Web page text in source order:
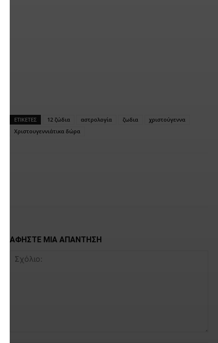
ΕΤΙΚΕΤΕΣ 12 ζώδια αστρολογία ζωδια
χριστούγεννα
Χριστουγεννιάτικα δώρα
ΑΦΗΣΤΕ ΜΙΑ ΑΠΑΝΤΗΣΗ